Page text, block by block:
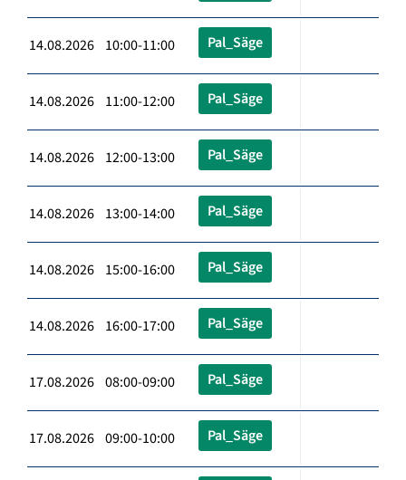
14.08.2026 10:00-11:00 Pal_Säge
14.08.2026 11:00-12:00 Pal_Säge
14.08.2026 12:00-13:00 Pal_Säge
14.08.2026 13:00-14:00 Pal_Säge
14.08.2026 15:00-16:00 Pal_Säge
14.08.2026 16:00-17:00 Pal_Säge
17.08.2026 08:00-09:00 Pal_Säge
17.08.2026 09:00-10:00 Pal_Säge